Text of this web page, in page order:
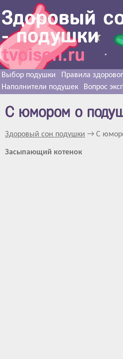
Выбор подушки
Правила
Наполнители подушек
Вопрос
С юмором о
Здоровый сон подушки → С
Засыпающий котенок